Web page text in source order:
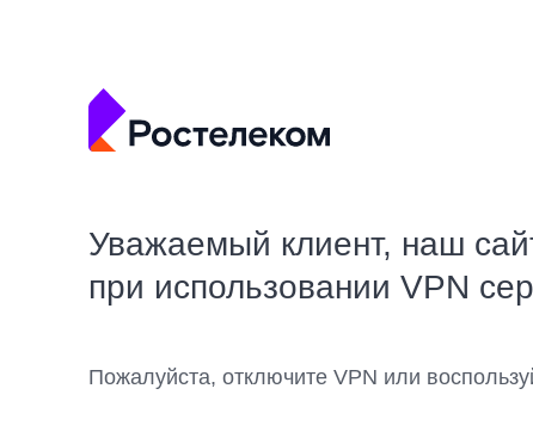
Уважаемый клиент, наш
при использовании VPN
Пожалуйста, отключите VPN или